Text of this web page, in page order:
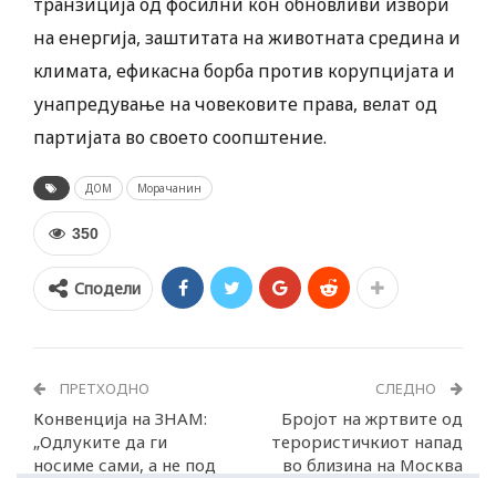
на енергија, заштитата на животната средина и
климата, ефикасна борба против корупцијата и
унапредување на човековите права, велат од
партијата во своето соопштение.
ДОМ Морачанин
350
Сподели
ПРЕТХОДНО
Конвенција на ЗНАМ:
„Одлуките да ги
носиме сами, а не под
СЛЕДНО
Бројот на жртвите од
терористичкиот напад
во близина на Москва